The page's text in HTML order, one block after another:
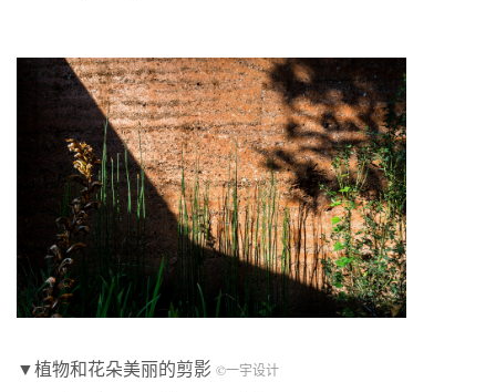
▼植物和花朵美丽的剪影 ©一宇设计